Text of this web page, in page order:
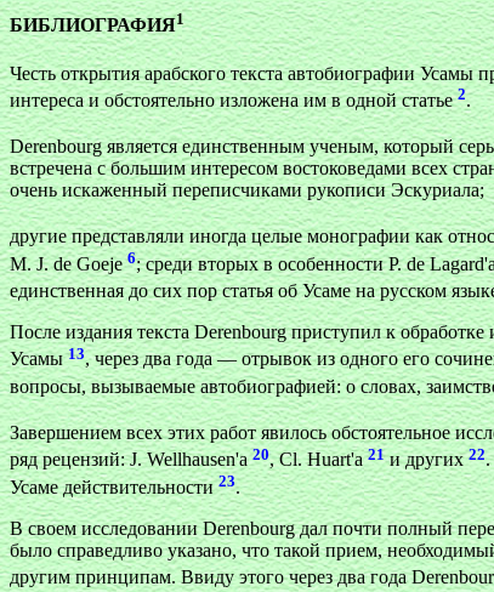
БИБЛИОГРАФИЯ1
Честь открытия арабского текста автобиографии
интереса и обстоятельно изложена им в одной статье2.
Derenbourg является единственным ученым, который
встречена с большим интересом востоковедами всех
очень искаженный переписчиками рукописи Эскуриала;
другие представляли иногда целые монографии как
M. J. de Goeje6; среди вторых в особенности Р. de
единственная до сих пор статья об Усаме на русском
После издания текста Derenbourg приступил к
Усамы13, через два года — отрывок из одного его
вопросы, вызываемые автобиографией: о словах,
Завершением всех этих работ явилось обстоятельное
ряд рецензий: J. Wellhausen'a20, Cl. Huart'a21идругих22.
Усаме действительности23.
В своем исследовании Derenbourg дал почти полный
было справедливо указано, что такой прием,
другим принципам. Ввиду этого через два года